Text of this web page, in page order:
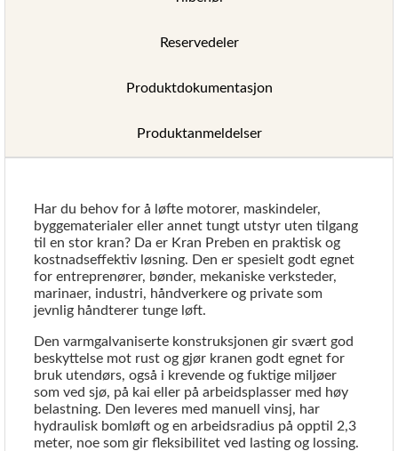
Reservedeler
Produktdokumentasjon
Produktanmeldelser
Har du behov for å løfte motorer, maskindeler,
byggematerialer eller annet tungt utstyr uten tilgang
til en stor kran? Da er Kran Preben en praktisk og
kostnadseffektiv løsning. Den er spesielt godt egnet
for entreprenører, bønder, mekaniske verksteder,
marinaer, industri, håndverkere og private som
jevnlig håndterer tunge løft.
Den varmgalvaniserte konstruksjonen gir svært god
beskyttelse mot rust og gjør kranen godt egnet for
bruk utendørs, også i krevende og fuktige miljøer
som ved sjø, på kai eller på arbeidsplasser med høy
belastning. Den leveres med manuell vinsj, har
hydraulisk bomløft og en arbeidsradius på opptil 2,3
meter, noe som gir fleksibilitet ved lasting og lossing.